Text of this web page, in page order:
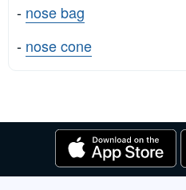
- nose bag
- nose cone